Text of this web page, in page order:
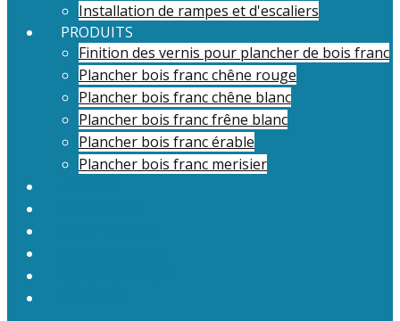
Installation de rampes et d'escaliers
PRODUITS
Finition des vernis pour plancher de bois franc
Plancher bois franc chêne rouge
Plancher bois franc chêne blanc
Plancher bois franc frêne blanc
Plancher bois franc érable
Plancher bois franc merisier